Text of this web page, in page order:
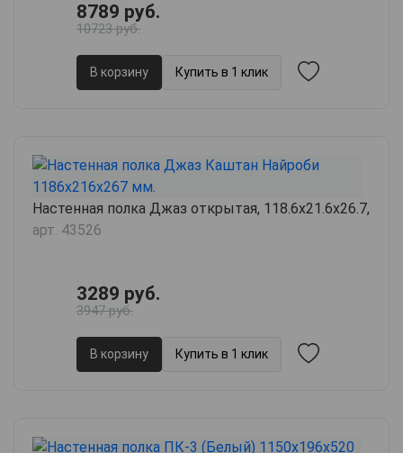
8789 руб.
10723 руб.
В корзину Купить в 1 клик
Настенная полка Джаз открытая, 118.6х21.6х26.7,
арт. 43526
3289 руб.
3947 руб.
В корзину Купить в 1 клик